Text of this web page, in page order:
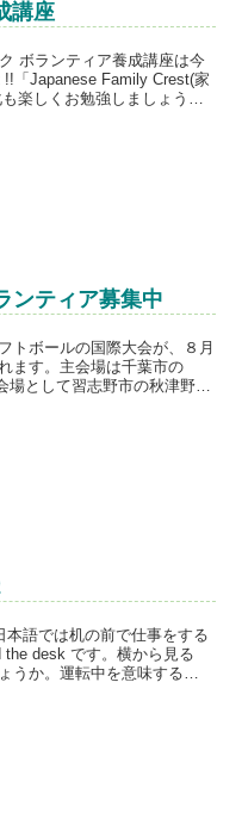
講座
ボランティア養成講座は今
「Japanese Family Crest(家
楽しくお勉強しましょう。
ティア募集中
トボールの国際大会が、８月
ます。主会場は千葉市の
場として習志野市の秋津野球
語では机の前で仕事をする
the desk です。横から見る
うか。運転中を意味する